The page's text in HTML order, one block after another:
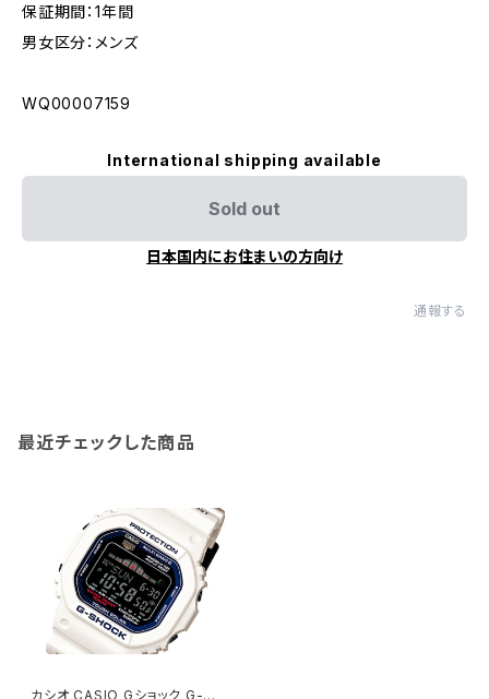
保証期間：1年間
男女区分：メンズ
WQ00007159
International shipping available
Sold out
日本国内にお住まいの方向け
通報する
最近チェックした商品
カシオ CASIO Gショック G-SH